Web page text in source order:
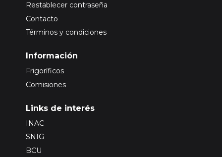
Restablecer contraseña
Contacto
Términos y condiciones
Información
Frigoríficos
Comisiones
Links de interés
INAC
SNIG
BCU